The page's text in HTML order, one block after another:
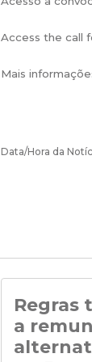
Access the call
Mais
Data/Hora da
Regras
a